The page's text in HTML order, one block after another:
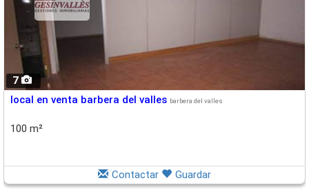
7
local en venta barbera del valles barbera del valles
100 m²
Contactar Guardar